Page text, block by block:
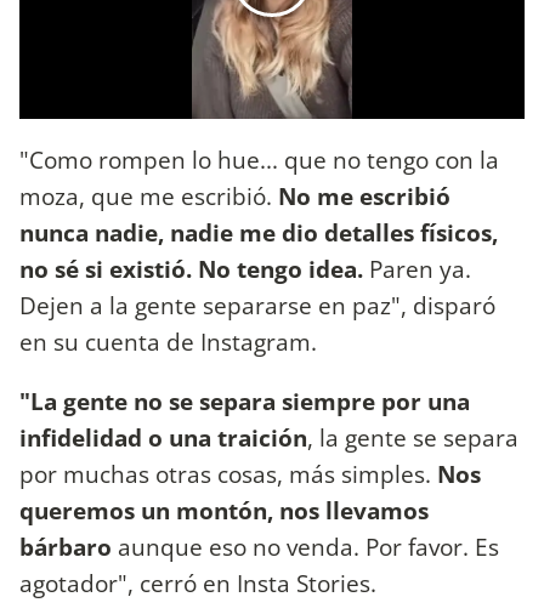
"Como rompen lo hue... que no tengo con la
moza, que me escribió. No me escribió
nunca nadie, nadie me dio detalles físicos,
no sé si existió. No tengo idea. Paren ya.
Dejen a la gente separarse en paz", disparó
en su cuenta de Instagram.
"La gente no se separa siempre por una
infidelidad o una traición, la gente se separa
por muchas otras cosas, más simples. Nos
queremos un montón, nos llevamos
bárbaro aunque eso no venda. Por favor. Es
agotador", cerró en Insta Stories.